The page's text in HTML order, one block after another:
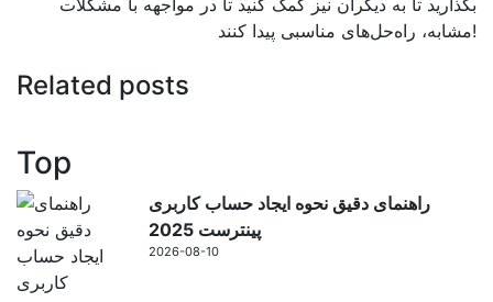
مشابه، راه‌حل‌های مناسبی پیدا کنند!
Related posts
Top
راهنمای دقیق نحوه ایجاد حساب کاربری
پینترست 2025
2026-08-10